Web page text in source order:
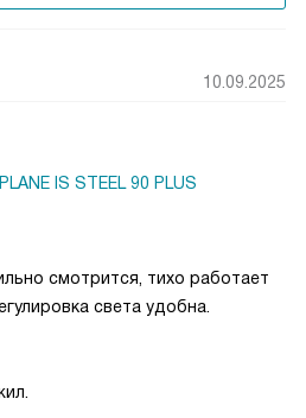
10.09.2025
IS STEEL 90 PLUS
смотрится, тихо работает
света удобна.